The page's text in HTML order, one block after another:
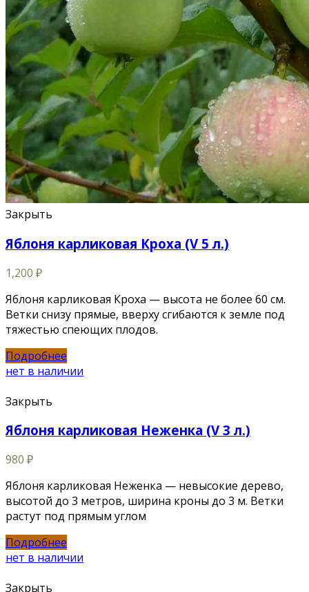
Закрыть
Яблоня карликовая Кроха (V 5 л.)
1,200 ₽
Яблоня карликовая Кроха — высота не более 60 см.
Ветки снизу прямые, вверху сгибаются к земле под
тяжестью спеющих плодов.
Подробнее
нет в наличии
Закрыть
Яблоня карликовая Неженка (V 3 л.)
980 ₽
Яблоня карликовая Неженка — невысокие дерево,
высотой до 3 метров, ширина кроны до 3 м. Ветки
растут под прямым углом
Подробнее
нет в наличии
Закрыть